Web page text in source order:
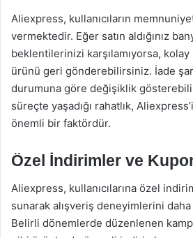
Aliexpress, kullanıcıların
vermektedir. Eğer satın aldığınız
beklentilerinizi karşılamıyorsa,
ürünü geri gönderebilirsiniz. İade
durumuna göre değişiklik
süreçte yaşadığı rahatlık,
önemli bir faktördür.
Özel İndirimler ve
Aliexpress, kullanıcılarına özel
sunarak alışveriş deneyimlerini
Belirli dönemlerde düzenlenen